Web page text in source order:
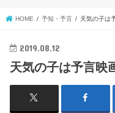
HOME 予知・予言 天気の子は
2019.08.12
天気の子は予言